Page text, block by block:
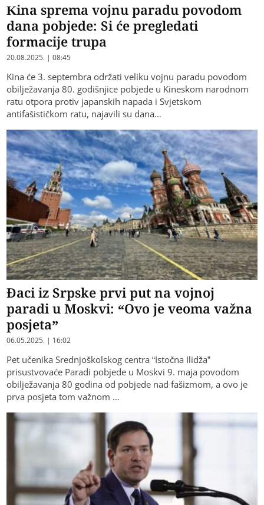
Kina sprema vojnu paradu povodom
dana pobjede: Si će pregledati
formacije trupa
20.08.2025. | 08:45
Kina će 3. septembra održati veliku vojnu paradu povodom
obilježavanja 80. godišnjice pobjede u Kineskom narodnom
ratu otpora protiv japanskih napada i Svjetskom
antifašističkom ratu, najavili su dana…
Đaci iz Srpske prvi put na vojnoj
paradi u Moskvi: “Ovo je veoma važna
posjeta”
06.05.2025. | 16:02
Pet učenika Srednjoškolskog centra “Istočna Ilidža”
prisustvovaće Paradi pobjede u Moskvi 9. maja povodom
obilježavanja 80 godina od pobjede nad fašizmom, a ovo je
prva posjeta tom važnom …